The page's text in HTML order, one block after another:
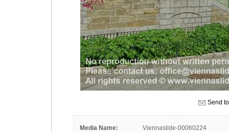
Send
Media Name:
Viennaslide-00060224